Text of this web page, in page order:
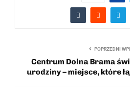
POPRZEDNI
Centrum Dolna Brama
urodziny – miejsce, które